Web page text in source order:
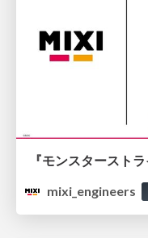
mixi_engineers